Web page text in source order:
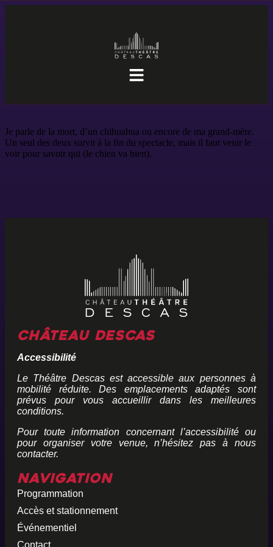
Je parle de la mort, d’un chihuahua ou encore de ma grand-mère.
Un seul des deux survit à la fin du spectacle, mais il faut venir le
voir pour savoir qui (le chien va bien).
Château Descas
Accessibilité
Le Théâtre Descas est accessible aux personnes à
mobilité réduite. Des emplacements adaptés sont
prévus pour vous accueillir dans les meilleures
conditions.
Pour toute information concernant l’accessibilité ou
pour organiser votre venue, n’hésitez pas à nous
contacter.
Navigation
Programmation
Accès et stationnement
Événementiel
Contact